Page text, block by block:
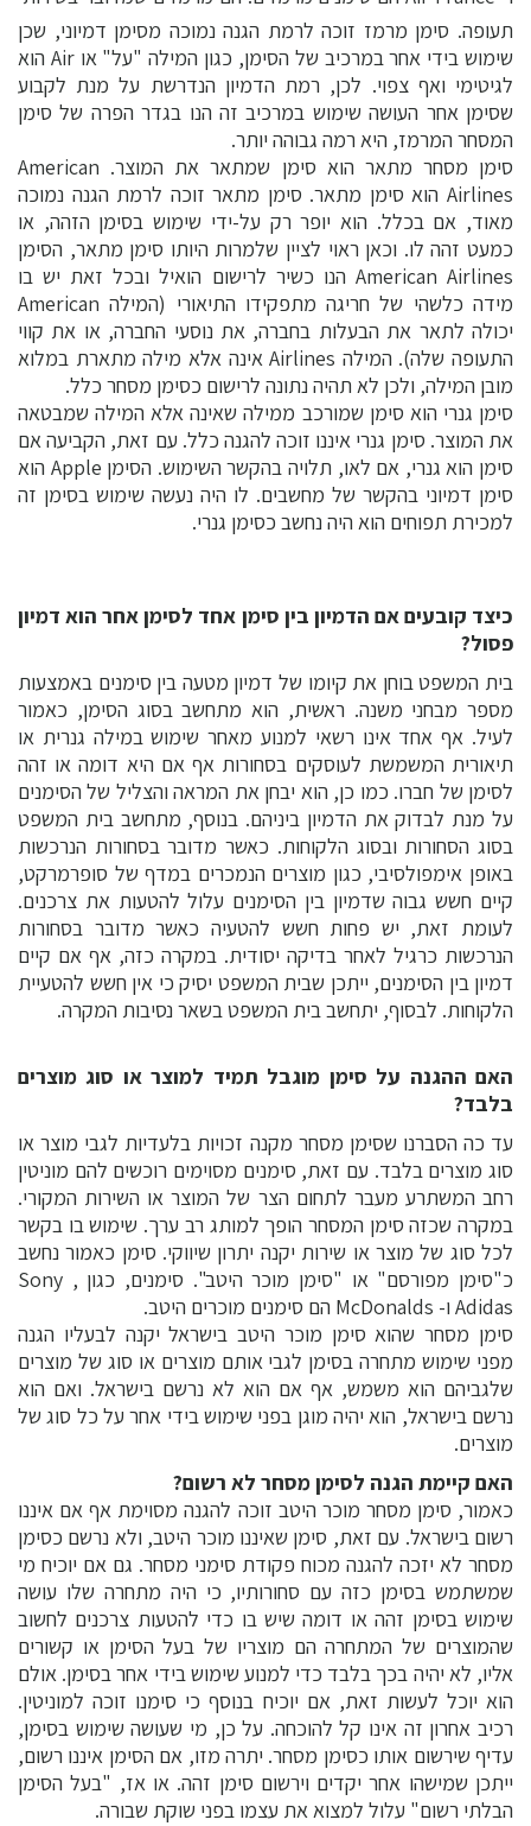
תעופה. סימן מרמז זוכה לרמת הגנה נמוכה מסימן דמיוני, שכן
שימוש בידי אחר במרכיב של הסימן, כגון המילה "על" או Air הוא
לגיטימי ואף צפוי. לכן, רמת הדמיון הנדרשת על מנת לקבוע
שסימן אחר העושה שימוש במרכיב זה הנו בגדר הפרה של סימן
המסחר המרמז, היא רמה גבוהה יותר.
סימן מסחר מתאר הוא סימן שמתאר את המוצר. American
Airlines הוא סימן מתאר. סימן מתאר זוכה לרמת הגנה נמוכה
מאוד, אם בכלל. הוא יופר רק על-ידי שימוש בסימן הזהה, או
כמעט זהה לו. וכאן ראוי לציין שלמרות היותו סימן מתאר, הסימן
American Airlines הנו כשיר לרישום הואיל ובכל זאת יש בו
מידה כלשהי של חריגה מתפקידו התיאורי (המילה American
יכולה לתאר את הבעלות בחברה, את נוסעי החברה, או את קווי
התעופה שלה). המילה Airlines אינה אלא מילה מתארת במלוא
מובן המילה, ולכן לא תהיה נתונה לרישום כסימן מסחר כלל.
סימן גנרי הוא סימן שמורכב ממילה שאינה אלא המילה שמבטאה
את המוצר. סימן גנרי איננו זוכה להגנה כלל. עם זאת, הקביעה אם
סימן הוא גנרי, אם לאו, תלויה בהקשר השימוש. הסימן Apple הוא
סימן דמיוני בהקשר של מחשבים. לו היה נעשה שימוש בסימן זה
למכירת תפוחים הוא היה נחשב כסימן גנרי.
כיצד קובעים אם הדמיון בין סימן אחד לסימן אחר הוא דמיון
פסול?
בית המשפט בוחן את קיומו של דמיון מטעה בין סימנים באמצעות
מספר מבחני משנה. ראשית, הוא מתחשב בסוג הסימן, כאמור
לעיל. אף אחד אינו רשאי למנוע מאחר שימוש במילה גנרית או
תיאורית המשמשת לעוסקים בסחורות אף אם היא דומה או זהה
לסימן של חברו. כמו כן, הוא יבחן את המראה והצליל של הסימנים
על מנת לבדוק את הדמיון ביניהם. בנוסף, מתחשב בית המשפט
בסוג הסחורות ובסוג הלקוחות. כאשר מדובר בסחורות הנרכשות
באופן אימפולסיבי, כגון מוצרים הנמכרים במדף של סופרמרקט,
קיים חשש גבוה שדמיון בין הסימנים עלול להטעות את צרכנים.
לעומת זאת, יש פחות חשש להטעיה כאשר מדובר בסחורות
הנרכשות כרגיל לאחר בדיקה יסודית. במקרה כזה, אף אם קיים
דמיון בין הסימנים, ייתכן שבית המשפט יסיק כי אין חשש להטעיית
הלקוחות. לבסוף, יתחשב בית המשפט בשאר נסיבות המקרה.
האם ההגנה על סימן מוגבל תמיד למוצר או סוג מוצרים
בלבד?
עד כה הסברנו שסימן מסחר מקנה זכויות בלעדיות לגבי מוצר או
סוג מוצרים בלבד. עם זאת, סימנים מסוימים רוכשים להם מוניטין
רחב המשתרע מעבר לתחום הצר של המוצר או השירות המקורי.
במקרה שכזה סימן המסחר הופך למותג רב ערך. שימוש בו בקשר
לכל סוג של מוצר או שירות יקנה יתרון שיווקי. סימן כאמור נחשב
כ"סימן מפורסם" או "סימן מוכר היטב". סימנים, כגון Sony ,
Adidas ו- McDonalds הם סימנים מוכרים היטב.
סימן מסחר שהוא סימן מוכר היטב בישראל יקנה לבעליו הגנה
מפני שימוש מתחרה בסימן לגבי אותם מוצרים או סוג של מוצרים
שלגביהם הוא משמש, אף אם הוא לא נרשם בישראל. ואם הוא
נרשם בישראל, הוא יהיה מוגן בפני שימוש בידי אחר על כל סוג של
מוצרים.
האם קיימת הגנה לסימן מסחר לא רשום?
כאמור, סימן מסחר מוכר היטב זוכה להגנה מסוימת אף אם איננו
רשום בישראל. עם זאת, סימן שאיננו מוכר היטב, ולא נרשם כסימן
מסחר לא יזכה להגנה מכוח פקודת סימני מסחר. גם אם יוכיח מי
שמשתמש בסימן כזה עם סחורותיו, כי היה מתחרה שלו עושה
שימוש בסימן זהה או דומה שיש בו כדי להטעות צרכנים לחשוב
שהמוצרים של המתחרה הם מוצריו של בעל הסימן או קשורים
אליו, לא יהיה בכך בלבד כדי למנוע שימוש בידי אחר בסימן. אולם
הוא יוכל לעשות זאת, אם יוכיח בנוסף כי סימנו זוכה למוניטין.
רכיב אחרון זה אינו קל להוכחה. על כן, מי שעושה שימוש בסימן,
עדיף שירשום אותו כסימן מסחר. יתרה מזו, אם הסימן איננו רשום,
ייתכן שמישהו אחר יקדים וירשום סימן זהה. או אז, "בעל הסימן
הבלתי רשום" עלול למצוא את עצמו בפני שוקת שבורה.